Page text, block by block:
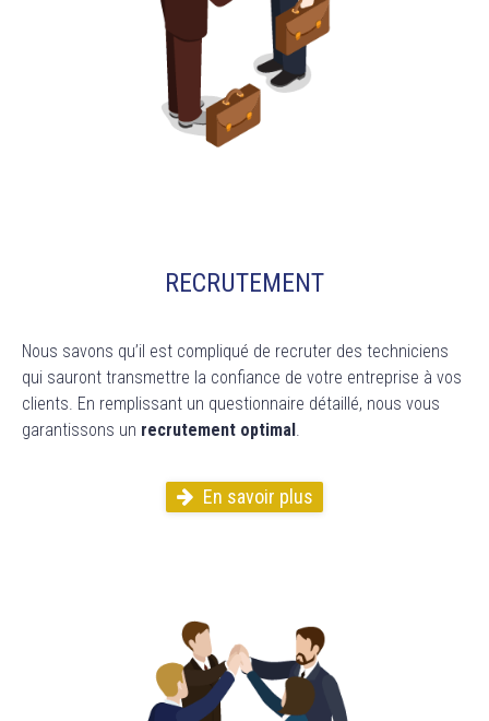
RECRUTEMENT
Nous savons qu’il est compliqué de recruter des techniciens
qui sauront transmettre la confiance de votre entreprise à vos
clients. En remplissant un questionnaire détaillé, nous vous
garantissons un recrutement optimal.
En savoir plus